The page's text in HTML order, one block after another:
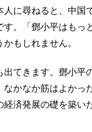
に尋ねると、中国
す。「鄧小平はもっ
もしれません。
てきます。鄧小平
かなか筋はよかっ
済発展の礎を築い